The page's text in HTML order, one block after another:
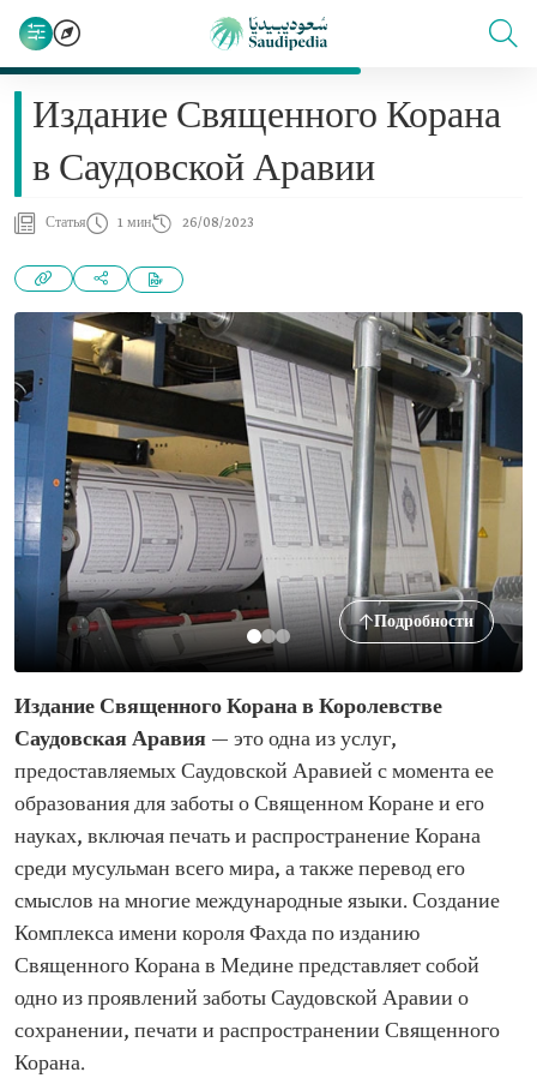
Издание Священного Корана
в Саудовской Аравии
Статья 1 мин 26/08/2023
Подробности
Издание Священного Корана в Королевстве
Саудовская Аравия — это одна из услуг,
предоставляемых Саудовской Аравией с момента ее
образования для заботы о Священном Коране и его
науках, включая печать и распространение Корана
среди мусульман всего мира, а также перевод его
смыслов на многие международные языки. Создание
Комплекса имени короля Фахда по изданию
Священного Корана в Медине представляет собой
одно из проявлений заботы Саудовской Аравии о
сохранении, печати и распространении Священного
Корана.